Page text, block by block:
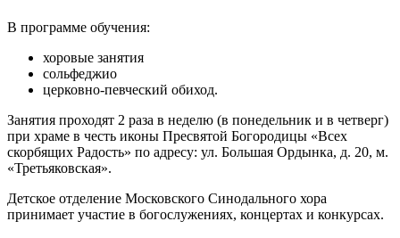
В программе обучения:
хоровые занятия
сольфеджио
церковно-певческий обиход.
Занятия проходят 2 раза в неделю (в понедельник и в четверг)
при храме в честь иконы Пресвятой Богородицы «Всех
скорбящих Радость» по адресу: ул. Большая Ордынка, д. 20, м.
«Третьяковская».
Детское отделение Московского Синодального хора
принимает участие в богослужениях, концертах и конкурсах.